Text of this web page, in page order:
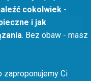
cokolwiek -
i jak
. Bez obaw - masz
zaproponujemy Ci